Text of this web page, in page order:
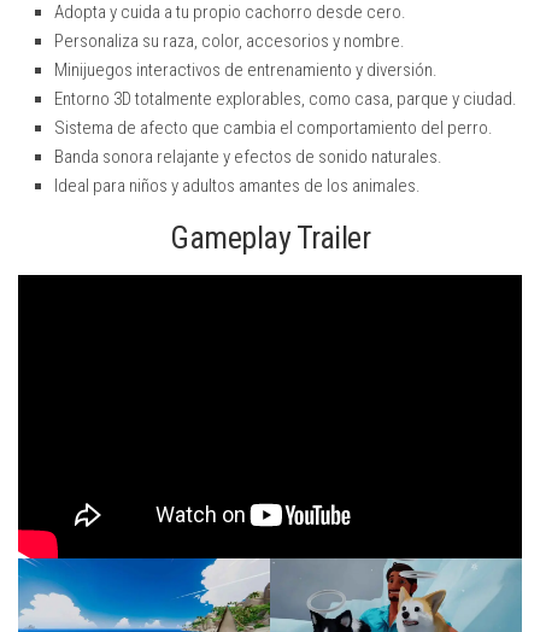
Adopta y cuida a tu propio cachorro desde cero.
Personaliza su raza, color, accesorios y nombre.
Minijuegos interactivos de entrenamiento y diversión.
Entorno 3D totalmente explorables, como casa, parque y ciudad.
Sistema de afecto que cambia el comportamiento del perro.
Banda sonora relajante y efectos de sonido naturales.
Ideal para niños y adultos amantes de los animales.
Gameplay Trailer